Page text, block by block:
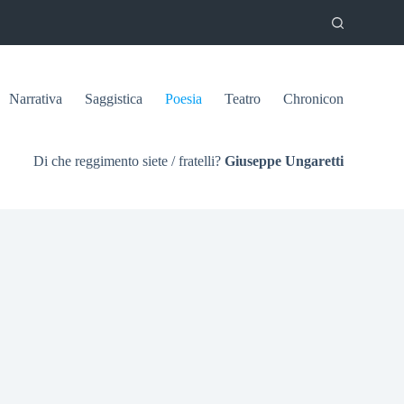
Narrativa Saggistica Poesia Teatro Chronicon
Di che reggimento siete / fratelli? Giuseppe Ungaretti